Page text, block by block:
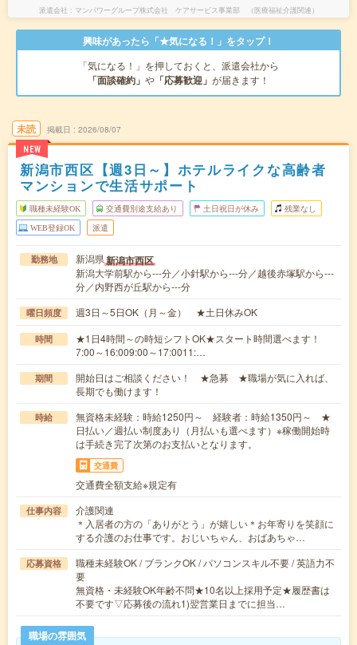
派遣会社 マンパワーグループ株式会社 ケアサービス事業部 （医療福祉介護関連）
興味があったら「★気になる！」をタップ！
「気になる！」を押しておくと、派遣会社から
「面談確約」 や 「応募歓迎」 が届きます！
未読
NEW
掲載日 2026/08/07
新潟市西区【週3日～】ホテルライクな高齢者
マンションで生活サポート
職種未経験OK 交通費別途支給あり 土日祝日が休み 残業なし
WEB登録OK 派遣
勤務地 新潟県新潟市西区
新潟大学前駅から---分／小針駅から---分／越後赤塚駅から---
分／内野西が丘駅から---分
曜日頻度 週3日～5日OK（月～金） ★土日休みOK
時間
★1日4時間～の時短シフトOK★スタート時間選べます！
7:00～16:009:00～17:0011:…
期間
開始日はご相談ください！ ★急募 ★職場が気に入れば、
長期でも働けます！
時給
無資格未経験：時給1250円～ 経験者：時給1350円～ ★
日払い／週払い制度あり（月払いも選べます）※稼働開始時
は手続き完了次第のお支払いとなります。
交通費
交通費全額支給※規定有
仕事内容
介護関連
＊入居者の方の「ありがとう」が嬉しい＊お年寄りを笑顔に
する介護のお仕事です。おじいちゃん、おばあちゃ…
応募資格
職種未経験OK / ブランクOK / パソコンスキル不要 / 英語力不
要
無資格・未経験OK年齢不問★10名以上採用予定★履歴書は
不要です▽応募後の流れ1)翌営業日までに担当…
職場の雰囲気